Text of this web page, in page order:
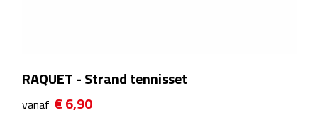
Gezondheid
RAQUET - Strand tennisset
vanaf € 6,90